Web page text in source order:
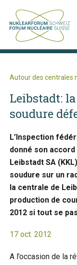
Autour des centrales
Leibstadt:
soudure
L’Inspection
donné son
Leibstadt SA
soudure sur un
la centrale de
production de
2012 si tout se
17 oct. 2012
A l’occasion de la